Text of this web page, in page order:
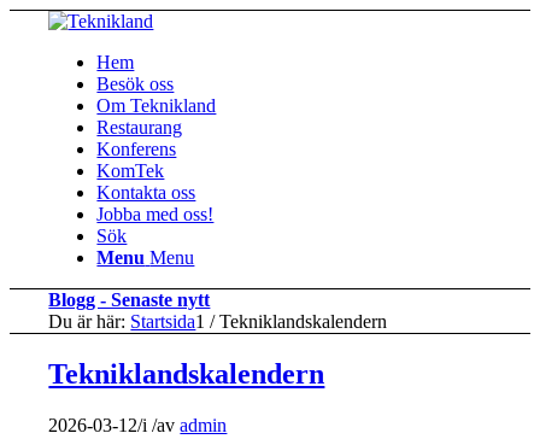
Hem
Besök oss
Om Teknikland
Restaurang
Konferens
KomTek
Kontakta oss
Jobba med oss!
Sök
Menu Menu
Blogg - Senaste nytt
Du är här: Startsida1 / Tekniklandskalendern
Tekniklandskalendern
2026-03-12/i/avadmin